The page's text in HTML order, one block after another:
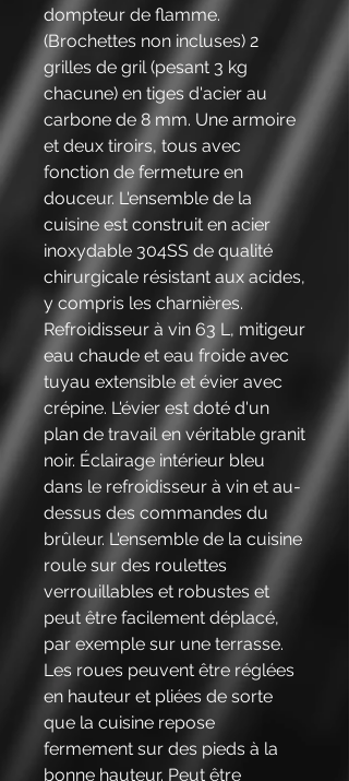
dompteur de flamme.
(Brochettes non incluses) 2
grilles de gril (pesant 3 kg
chacune) en tiges d'acier au
carbone de 8 mm. Une armoire
et deux tiroirs, tous avec
fonction de fermeture en
douceur. L'ensemble de la
cuisine est construit en acier
inoxydable 304SS de qualité
chirurgicale résistant aux acides,
y compris les charnières.
Refroidisseur à vin 63 L, mitigeur
eau chaude et eau froide avec
tuyau extensible et évier avec
crépine. L'évier est doté d'un
plan de travail en véritable granit
noir. Éclairage intérieur bleu
dans le refroidisseur à vin et au-
dessus des commandes du
brûleur. L'ensemble de la cuisine
roule sur des roulettes
verrouillables et robustes et
peut être facilement déplacé,
par exemple sur une terrasse.
Les roues peuvent être réglées
en hauteur et pliées de sorte
que la cuisine repose
fermement sur des pieds à la
bonne hauteur. Peut être